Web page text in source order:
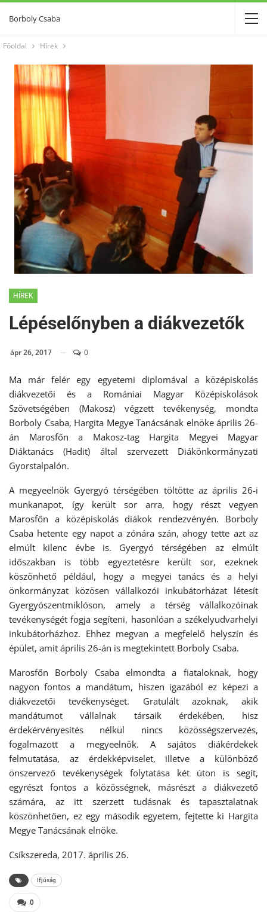
Borboly Csaba
Főoldal Hírek
HÍREK
Lépéselőnyben a diákvezetők
ápr 26, 2017 0
Ma már felér egy egyetemi diplomával a középiskolás
diákvezetői és a Romániai Magyar Középiskolások
Szövetségében (Makosz) végzett tevékenység, mondta
Borboly Csaba, Hargita Megye Tanácsának elnöke április 26-
án Marosfőn a Makosz-tag Hargita Megyei Magyar
Diáktanács (Hadit) által szervezett Diákönkormányzati
Gyorstalpalón.
A megyeelnök Gyergyó térségében töltötte az április 26-i
munkanapot, így került sor arra, hogy részt vegyen
Marosfőn a középiskolás diákok rendezvényén. Borboly
Csaba hetente egy napot a zónára szán, ahogy tette azt az
elmúlt kilenc évbe is. Gyergyó térségében az elmúlt
időszakban is több egyeztetésre került sor, ezeknek
köszönhető például, hogy a megyei tanács és a helyi
önkormányzat közösen vállalkozói inkubátorházat létesít
Gyergyószentmiklóson, amely a térség vállalkozóinak
tevékenységét fogja segíteni, hasonlóan a székelyudvarhelyi
inkubátorházhoz. Ehhez megvan a megfelelő helyszín és
épület, amit április 26-án is megtekintett Borboly Csaba.
Marosfőn Borboly Csaba elmondta a fiataloknak, hogy
nagyon fontos a mandátum, hiszen igazából ez képezi a
diákvezetői tevékenységet. Gratulált azoknak, akik
mandátumot vállalnak társaik érdekében, hisz
érdekérvényesítés nélkül nincs közösségszervezés,
fogalmazott a megyeelnök. A sajátos diákérdekek
felmutatása, az érdekképviselet, illetve a különböző
önszervező tevékenységek folytatása két úton is segít,
egyrészt fontos a közösségnek, másrészt a diákvezető
számára, az itt szerzett tudásnak és tapasztalatnak
köszönhetően, ez egy második egyetem, fejtette ki Hargita
Megye Tanácsának elnöke.
Csíkszereda, 2017. április 26.
Ifjúság
0